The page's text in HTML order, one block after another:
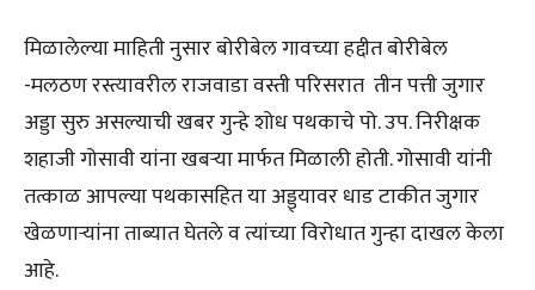
मिळालेल्या माहिती नुसार बोरीबेल गावच्या हद्दीत बोरीबेल
-मलठण रस्त्यावरील राजवाडा वस्ती परिसरात तीन पत्ती जुगार
अड्डा सुरु असल्याची खबर गुन्हे शोध पथकाचे पो. उप. निरीक्षक
शहाजी गोसावी यांना खबऱ्या मार्फत मिळाली होती. गोसावी यांनी
तत्काळ आपल्या पथकासहित या अड्ड्यावर धाड टाकीत जुगार
खेळणाऱ्यांना ताब्यात घेतले व त्यांच्या विरोधात गुन्हा दाखल केला
आहे.